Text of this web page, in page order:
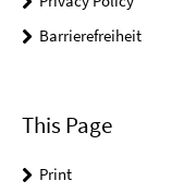
Barrierefreiheit
This Page
Print